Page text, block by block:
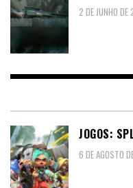
2 DE JUNHO
JOGOS:
6 DE AGOSTO